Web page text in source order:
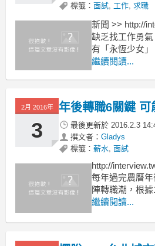
標籤： 面試, 工作, 求職
新聞 >> http://
缺乏找工作勇
有「永恆少女
病！國內精神科
長達5年，一直
由拒絕工作，
繼續閱讀...
2月 2016年
3
年後轉職6關鍵
最後更新於 2016.2.3
撰文者： Gladys
標籤： 薪水, 面試
http://
每年過完農曆
陣轉職潮，根
計，尋求更高薪
如何在年前掌
繼續閱讀...